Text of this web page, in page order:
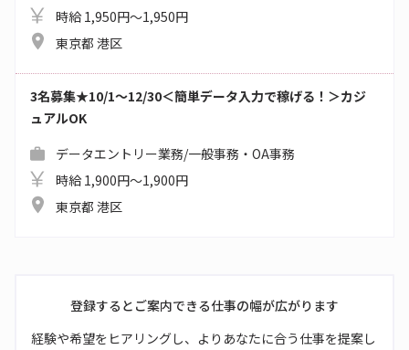
時給 1,950円～1,950円
東京都 港区
3名募集★10/1～12/30＜簡単データ入力で稼げる！＞カジ
ュアルOK
データエントリー業務/一般事務・OA事務
時給 1,900円～1,900円
東京都 港区
登録するとご案内できる仕事の幅が広がります
経験や希望をヒアリングし、よりあなたに合う仕事を提案し